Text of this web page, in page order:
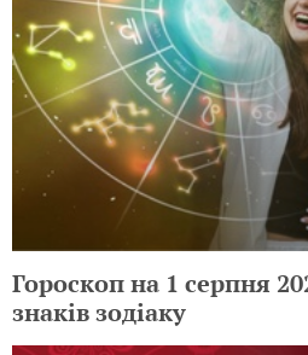
Гороскоп на 1 серпня
знаків зодіаку